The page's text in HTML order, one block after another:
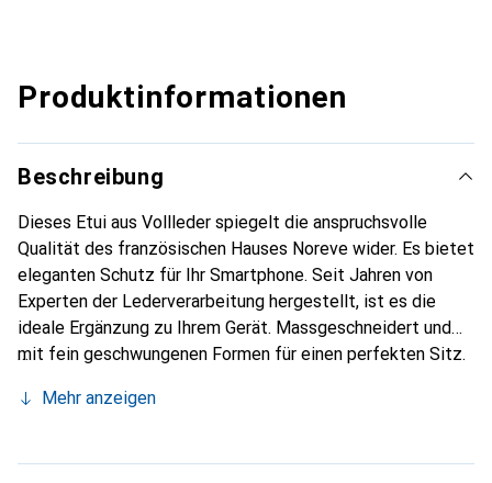
Produktinformationen
Beschreibung
Dieses Etui aus Vollleder spiegelt die anspruchsvolle
Qualität des französischen Hauses Noreve wider. Es bietet
eleganten Schutz für Ihr Smartphone. Seit Jahren von
Experten der Lederverarbeitung hergestellt, ist es die
ideale Ergänzung zu Ihrem Gerät. Massgeschneidert und
mit fein geschwungenen Formen für einen perfekten Sitz.
Smartphone. Die Marke Noreve ist international für ihre
für den anspruchsvollen Kunden.
Mehr anzeigen